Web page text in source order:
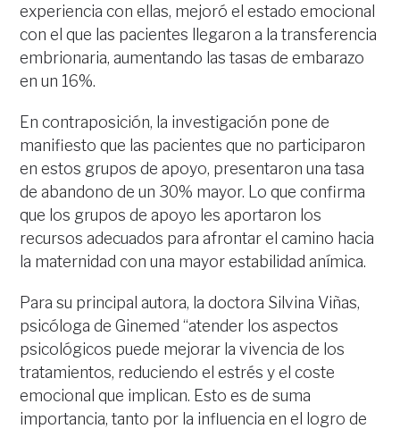
experiencia con ellas, mejoró el estado emocional
con el que las pacientes llegaron a la transferencia
embrionaria, aumentando las tasas de embarazo
en un 16%.
En contraposición, la investigación pone de
manifiesto que las pacientes que no participaron
en estos grupos de apoyo, presentaron una tasa
de abandono de un 30% mayor. Lo que confirma
que los grupos de apoyo les aportaron los
recursos adecuados para afrontar el camino hacia
la maternidad con una mayor estabilidad anímica.
Para su principal autora, la doctora Silvina Viñas,
psicóloga de Ginemed “atender los aspectos
psicológicos puede mejorar la vivencia de los
tratamientos, reduciendo el estrés y el coste
emocional que implican. Esto es de suma
importancia, tanto por la influencia en el logro de